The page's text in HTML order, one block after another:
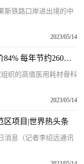
斯铁路口岸进出境的中
2023/05/14
高值医用耗材集采陆续落地：平均降价84% 每年节约260亿元
织的高值医用耗材骨科
2023/05/14
区项目|世界热头条
消息（记者李绍远通讯